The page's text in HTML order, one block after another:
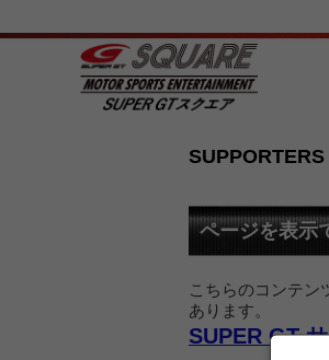
ページを表示
こちらのコンテン
あります。
SUPER GT